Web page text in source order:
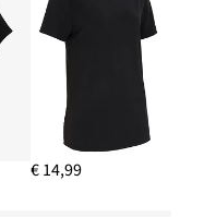
€ 14,99